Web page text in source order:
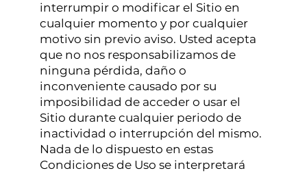
interrumpir o modificar el Sitio en
cualquier momento y por cualquier
motivo sin previo aviso. Usted acepta
que no nos responsabilizamos de
ninguna pérdida, daño o
inconveniente causado por su
imposibilidad de acceder o usar el
Sitio durante cualquier periodo de
inactividad o interrupción del mismo.
Nada de lo dispuesto en estas
Condiciones de Uso se interpretará